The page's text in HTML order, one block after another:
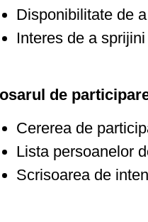
Disponibilitate de
Interes de a
de
Cererea de
Lista persoanelor
Scrisoarea de